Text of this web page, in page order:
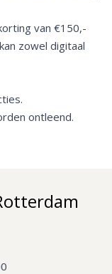
van €150,-
zowel digitaal
ontleend.